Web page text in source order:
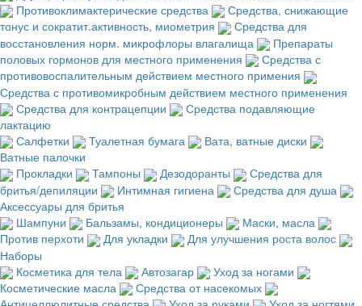
Противоклимактерические средства
Средства, снижающие
тонус и сократит.активность, миометрия
Средства для
восстановления норм. микрофлоры влагалища
Препараты
половых гормонов для местного применения
Средства с
противовоспалительным действием местного примения
Средства с противомикробным действием местного применения
Средства для контрацепции
Средства подавляющие
лактацию
Салфетки
Туалетная бумага
Вата, ватные диски
Ватные палочки
Прокладки
Тампоны Дезодоранты
Средства для
бритья/депиляции
Интимная гигиена
Средства для душа
Аксессуары для бритья
Шампуни
Бальзамы, кондиционеры
Маски, масла
Против перхоти
Для укладки
Для улучшения роста волос
Наборы
Косметика для тела
Автозагар
Уход за ногами
Косметические масла
Средства от насекомых